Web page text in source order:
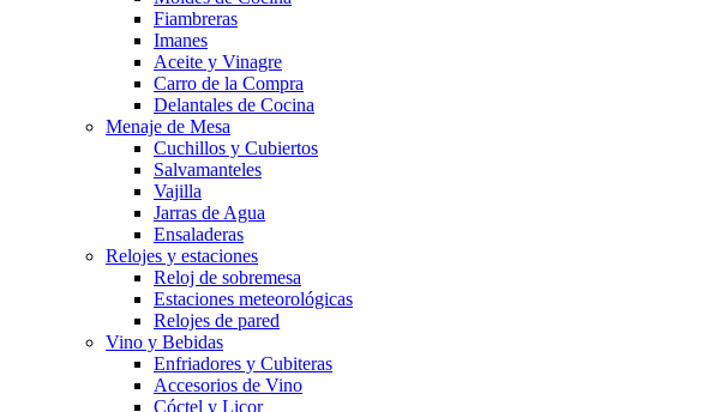
Fiambreras
Imanes
Aceite y Vinagre
Carro de la Compra
Delantales de Cocina
Menaje de Mesa
Cuchillos y Cubiertos
Salvamanteles
Vajilla
Jarras de Agua
Ensaladeras
Relojes y estaciones
Reloj de sobremesa
Estaciones meteorológicas
Relojes de pared
Vino y Bebidas
Enfriadores y Cubiteras
Accesorios de Vino
Cóctel y Licor